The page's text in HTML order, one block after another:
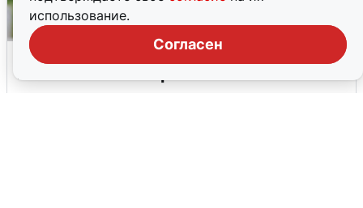
использование.
Согласен
Волгоградцы остались без
мобильного интернета